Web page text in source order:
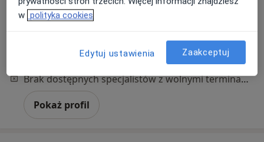
Adres 1 Adres 2
Jana Kasprowicza 48, Warszawa
Brak dostępnych specjalistów z wolnymi terminami w tym centrum medycznym.
Pokaż profil
w polityka cookies
Edytuj ustawienia Zaakceptuj